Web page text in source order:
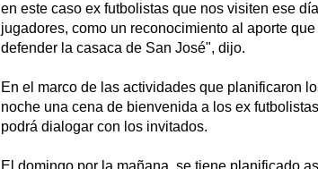
en este caso ex futbolistas que nos visiten ese
jugadores, como un reconocimiento al aporte
defender la casaca de San José", dijo.
En el marco de las actividades que planificaron
noche una cena de bienvenida a los ex
podrá dialogar con los invitados.